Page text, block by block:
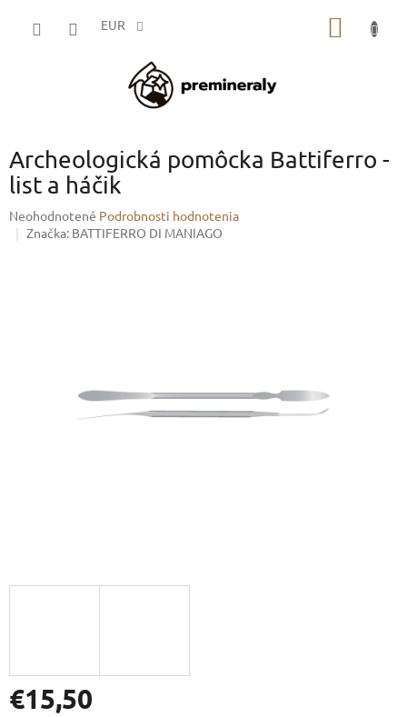
EUR
Archeologická pomôcka Battiferro -
list a háčik
Priemerné
hodnotenie
Neohodnotené Podrobnosti hodnotenia
Značka: BATTIFERRO DI MANIAGO
€15,50